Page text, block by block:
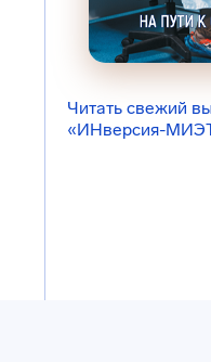
Читать свежий
«ИНверсия-